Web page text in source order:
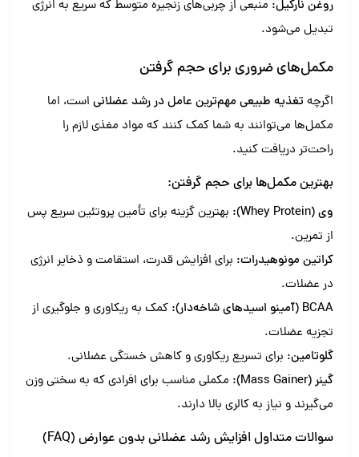
روغن نارگیل: منبعی از چربی‌های زنجیره متوسط که سریع به انرژی
تبدیل می‌شود.
مکمل‌های ضروری برای حجم گرفتن
اگرچه تغذیه طبیعی مهم‌ترین عامل در رشد عضلانی است، اما
مکمل‌ها می‌توانند به شما کمک کنند که مواد مغذی لازم را
راحت‌تر دریافت کنید.
بهترین مکمل‌ها برای حجم گرفتن:
وی (Whey Protein):
بهترین گزینه برای تأمین پروتئین سریع پس
از تمرین.
کراتین مونوهیدرات: برای افزایش قدرت، استقامت و ذخایر انرژی
در عضلات.
BCAA (آمینو اسیدهای شاخه‌دار):
کمک به ریکاوری و جلوگیری از
تجزیه عضلات.
گلوتامین: برای تسریع ریکاوری و کاهش خستگی عضلانی.
گینر (Mass Gainer):
مکملی مناسب برای افرادی که به سختی وزن
می‌گیرند و نیاز به کالری بالا دارند.
سوالات متداول افزایش رشد عضلانی بدون عوارض (FAQ)